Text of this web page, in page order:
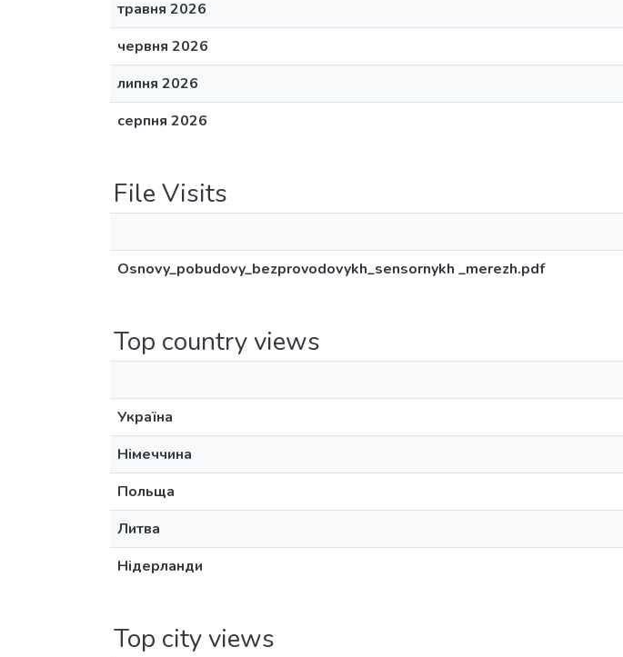
травня 2026
червня 2026
липня 2026
серпня 2026
File Visits
Osnovy_pobudovy_bezprovodovykh_sensornykh _merezh.pdf
Top country views
Україна
Німеччина
Польща
Литва
Нідерланди
Top city views